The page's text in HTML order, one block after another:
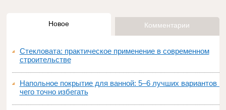
Новое Комментарии
Стекловата: практическое применение в современном
строительстве
Напольное покрытие для ванной: 5–6 лучших вариантов и
чего точно избегать